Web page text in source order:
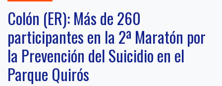
Colón (ER): Más de 260
participantes en la 2ª Maratón por
la Prevención del Suicidio en el
Parque Quirós